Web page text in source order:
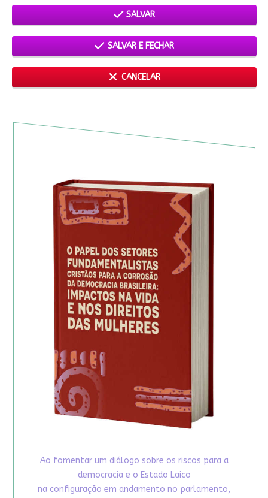
SALVAR
SALVAR E FECHAR
CANCELAR
Ao fomentar um diálogo sobre os riscos para a
democracia e o Estado Laico
na configuração em andamento no parlamento,